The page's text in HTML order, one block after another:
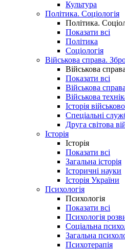
Культура
Політика. Соціологія
Політика.
Показати всі
Політика
Соціологія
Військова справа.
Військова
Показати всі
Військова справа
Військова
Історія
Спеціальні
Друга світова
Історія
Історія
Показати всі
Загальна історія
Історичні науки
Історія України
Психологія
Психологія
Показати всі
Психологія
Соціальна
Загальна
Психотерапія